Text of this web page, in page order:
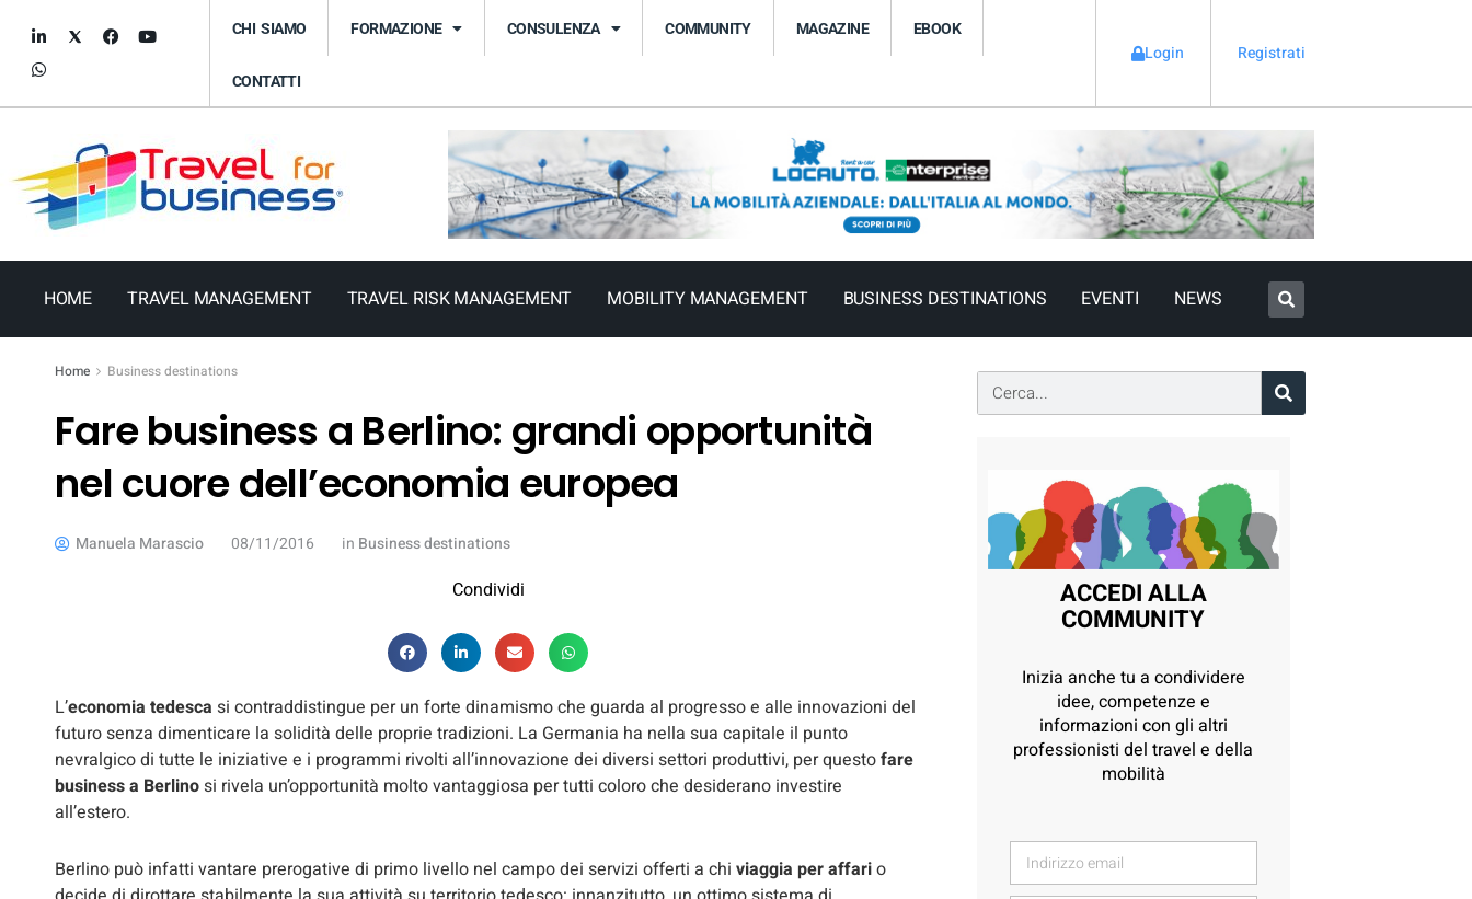
CHI SIAMO FORMAZIONE CONSULENZA COMMUNITY MAGAZINE EBOOK
CONTATTI
Login Registrati
HOME TRAVEL MANAGEMENT TRAVEL RISK MANAGEMENT MOBILITY MANAGEMENT BUSINESS DESTINATIONS EVENTI NEWS
Home Business destinations
Fare business a Berlino: grandi opportunità
nel cuore dell’economia europea
Manuela Marascio 08/11/2016 in Business destinations
Condividi
L’economia tedesca si contraddistingue per un forte dinamismo che guarda al progresso e alle innovazioni del
futuro senza dimenticare la solidità delle proprie tradizioni. La Germania ha nella sua capitale il punto
nevralgico di tutte le iniziative e i programmi rivolti all’innovazione dei diversi settori produttivi, per questofare
business a Berlinosi rivela un’opportunità molto vantaggiosa per tutti coloro che desiderano investire
all’estero.
Berlino può infatti vantare prerogative di primo livello nel campo dei servizi offerti a chi viaggia per affario
ACCEDI ALLA
COMMUNITY
Inizia anche tu a condividere
idee, competenze e
informazioni con gli altri
professionisti del travel e della
mobilità